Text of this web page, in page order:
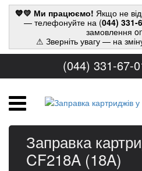
💙💛 Ми працюємо! Якщо не
— телефонуйте на (044) 331-
замовлення
⚠ Зверніть увагу — на
(044) 331-67-
Заправка
CF218A (18A)